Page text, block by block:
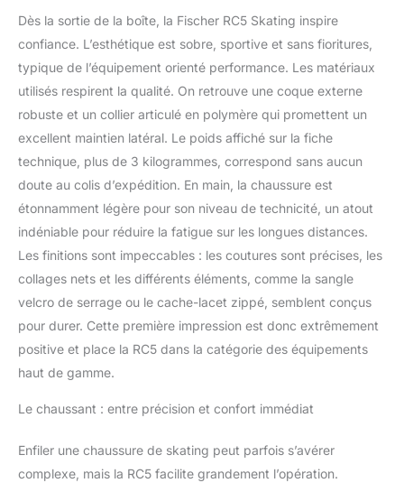
Dès la sortie de la boîte, la Fischer RC5 Skating inspire
confiance. L’esthétique est sobre, sportive et sans fioritures,
typique de l’équipement orienté performance. Les matériaux
utilisés respirent la qualité. On retrouve une coque externe
robuste et un collier articulé en polymère qui promettent un
excellent maintien latéral. Le poids affiché sur la fiche
technique, plus de 3 kilogrammes, correspond sans aucun
doute au colis d’expédition. En main, la chaussure est
étonnamment légère pour son niveau de technicité, un atout
indéniable pour réduire la fatigue sur les longues distances.
Les finitions sont impeccables : les coutures sont précises, les
collages nets et les différents éléments, comme la sangle
velcro de serrage ou le cache-lacet zippé, semblent conçus
pour durer. Cette première impression est donc extrêmement
positive et place la RC5 dans la catégorie des équipements
haut de gamme.
Le chaussant : entre précision et confort immédiat
Enfiler une chaussure de skating peut parfois s’avérer
complexe, mais la RC5 facilite grandement l’opération.